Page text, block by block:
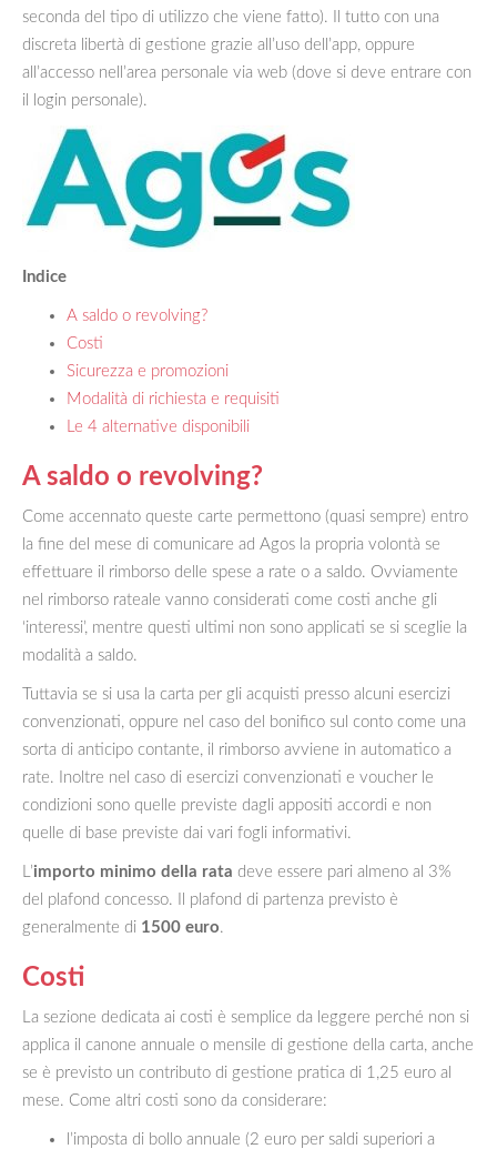
seconda del tipo di utilizzo che viene fatto). Il tutto con una
discreta libertà di gestione grazie all’uso dell’app, oppure
all’accesso nell’area personale via web (dove si deve entrare con
il login personale).
Indice
A saldo o revolving?
Costi
Sicurezza e promozioni
Modalità di richiesta e requisiti
Le 4 alternative disponibili
A saldo o revolving?
Come accennato queste carte permettono (quasi sempre) entro
la fine del mese di comunicare ad Agos la propria volontà se
effettuare il rimborso delle spese a rate o a saldo. Ovviamente
nel rimborso rateale vanno considerati come costi anche gli
‘interessi’, mentre questi ultimi non sono applicati se si sceglie la
modalità a saldo.
Tuttavia se si usa la carta per gli acquisti presso alcuni esercizi
convenzionati, oppure nel caso del bonifico sul conto come una
sorta di anticipo contante, il rimborso avviene in automatico a
rate. Inoltre nel caso di esercizi convenzionati e voucher le
condizioni sono quelle previste dagli appositi accordi e non
quelle di base previste dai vari fogli informativi.
L’importo minimo della rata deve essere pari almeno al 3%
del plafond concesso. Il plafond di partenza previsto è
generalmente di 1500 euro.
Costi
La sezione dedicata ai costi è semplice da leggere perché non si
applica il canone annuale o mensile di gestione della carta, anche
se è previsto un contributo di gestione pratica di 1,25 euro al
mese. Come altri costi sono da considerare:
l’imposta di bollo annuale (2 euro per saldi superiori a